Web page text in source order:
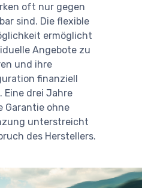
oft nur gegen
sind. Die flexible
ermöglicht
Angebote zu
und ihre
finanziell
Eine drei Jahre
Garantie ohne
unterstreicht
des Herstellers.